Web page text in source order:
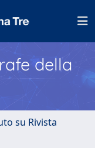
della
su Rivista